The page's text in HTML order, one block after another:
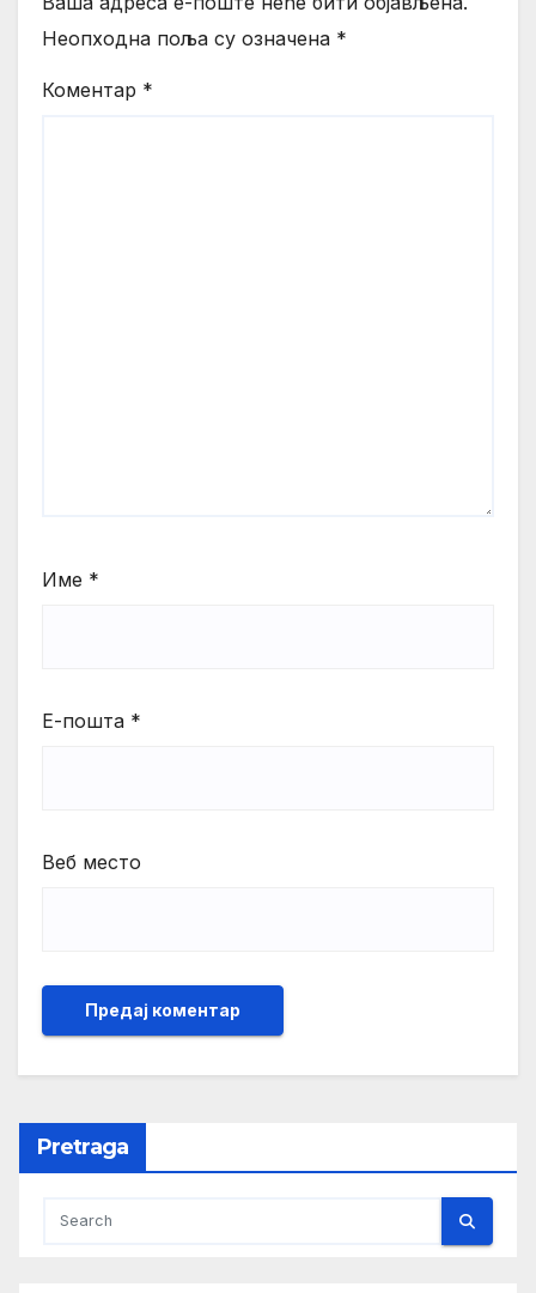
Неопходна поља су означена *
Коментар *
Име *
Е-пошта *
Веб место
Pretraga